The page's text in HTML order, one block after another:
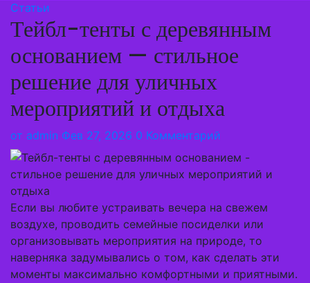
Статьи
Тейбл-тенты с деревянным
основанием — стильное
решение для уличных
мероприятий и отдыха
от admin Фев 27, 2026 0 Комментарий
Если вы любите устраивать вечера на свежем
воздухе, проводить семейные посиделки или
организовывать мероприятия на природе, то
наверняка задумывались о том, как сделать эти
моменты максимально комфортными и приятными.